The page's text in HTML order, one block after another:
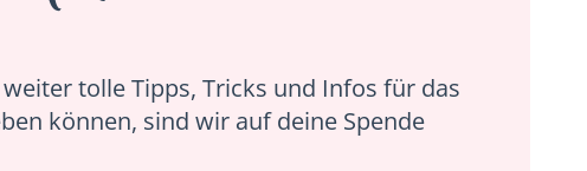
tolle Tipps, Tricks und Infos für das
können, sind wir auf deine Spende